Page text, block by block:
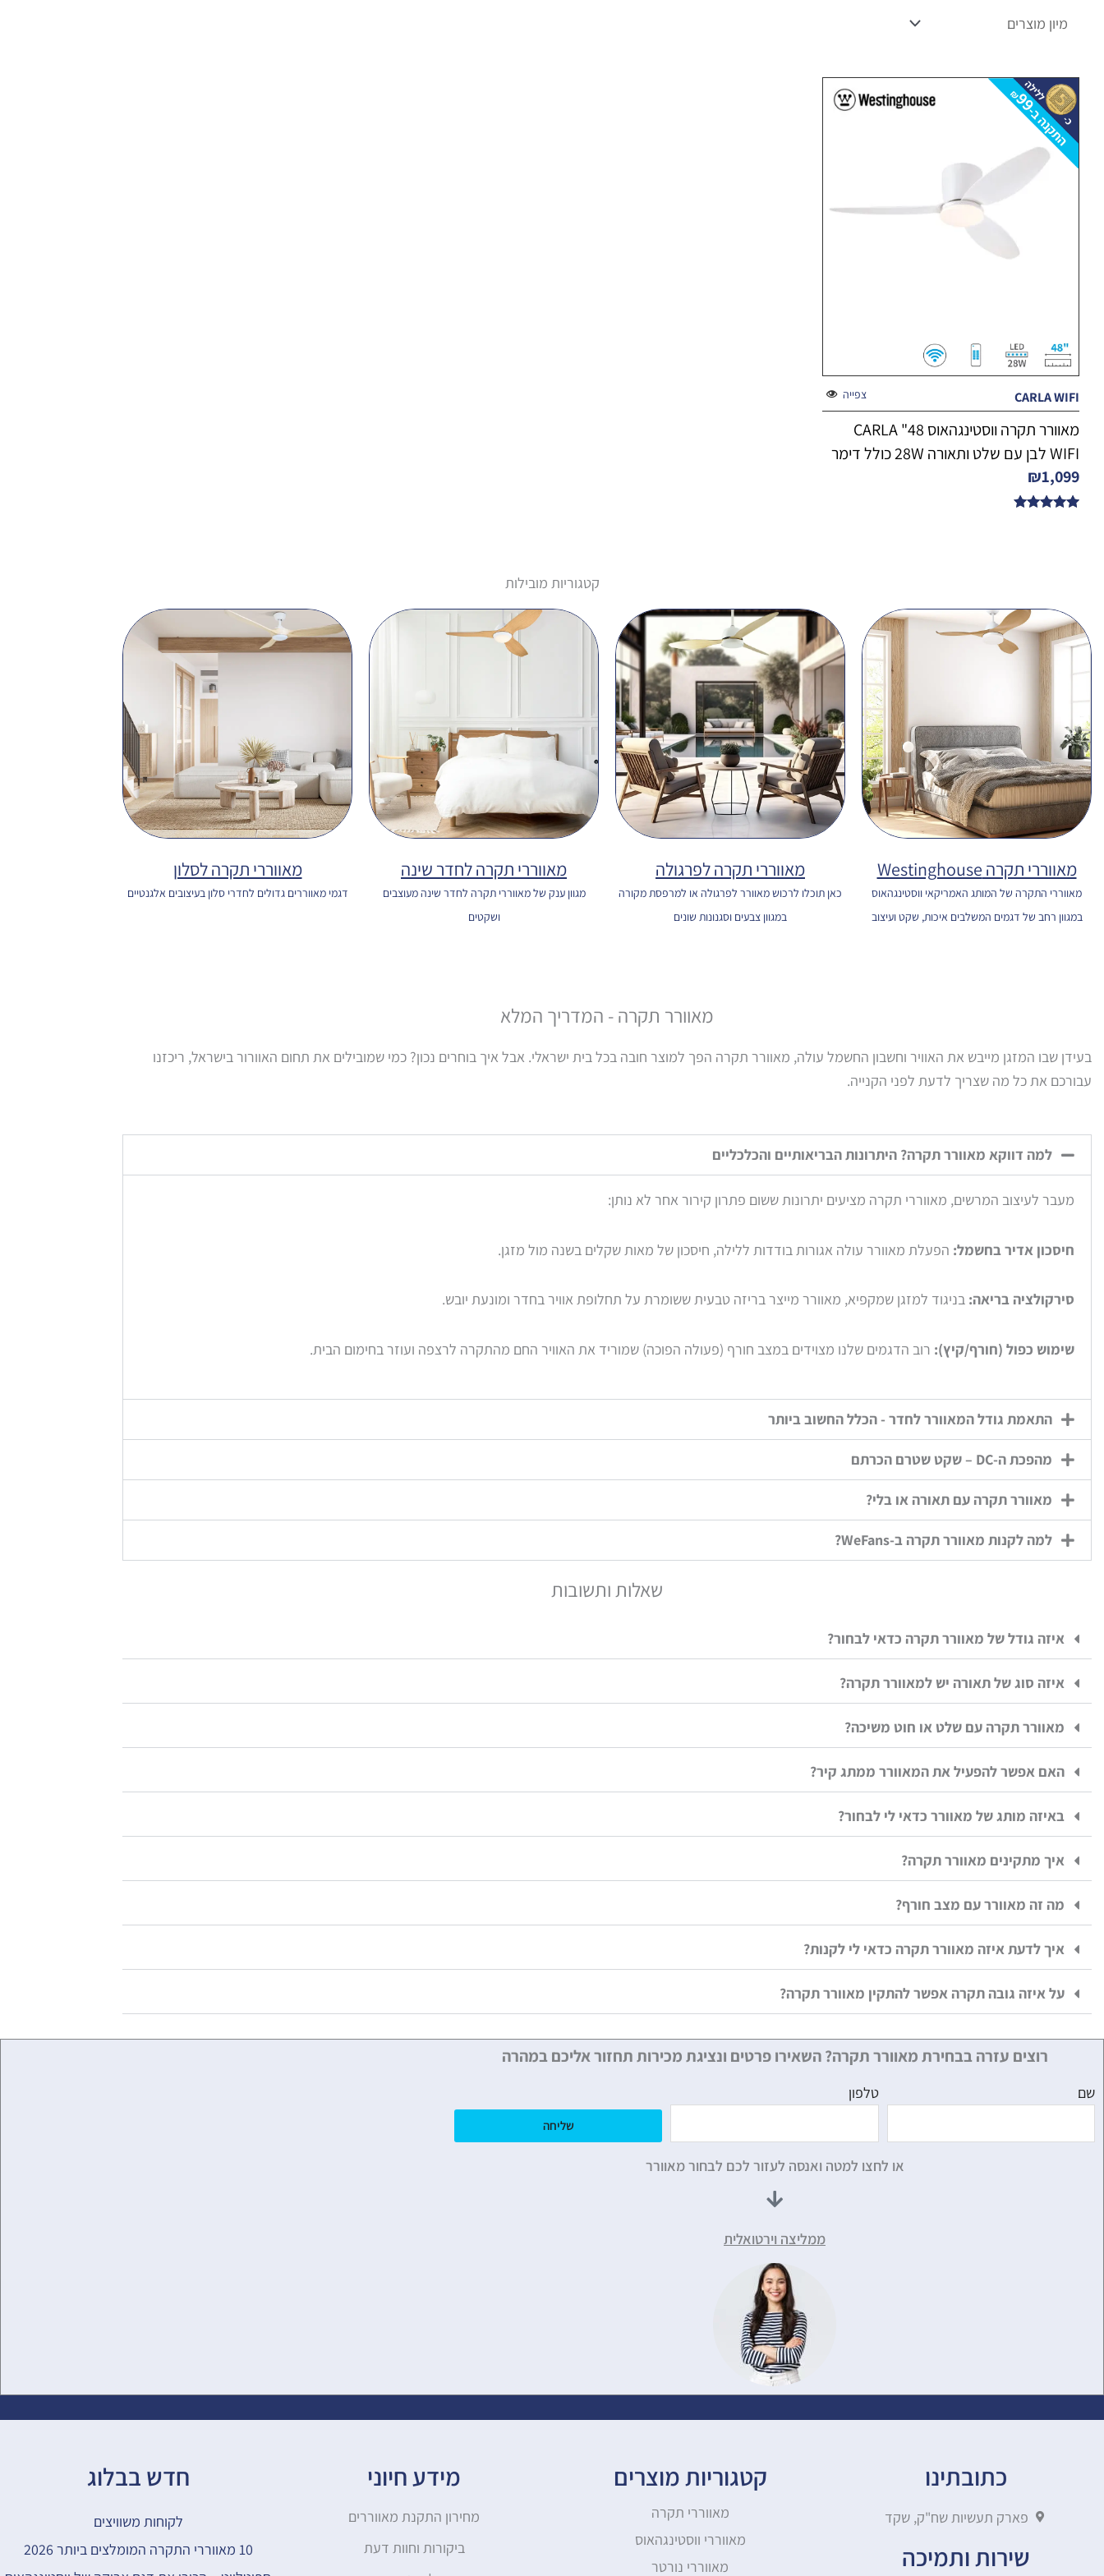
צפייה CARLA WIFI
מאוורר תקרה ווסטינגהאוס 48" CARLA
WIFI לבן עם שלט ותאורה 28W כולל דימר
₪1,099
קטגוריות מובילות
מאווררי תקרה Westinghouse
מאווררי התקרה של המותג האמריקאי ווסטינגהאוס
במגוון רחב של דגמים המשלבים איכות, שקט ועיצוב
מאווררי תקרה לפרגולה
כאן תוכלו לרכוש מאוורר לפרגולה או למרפסת מקורה
במגוון צבעים וסגנונות שונים
מאווררי תקרה לחדר שינה
מגוון ענק של מאווררי תקרה לחדר שינה מעוצבים
ושקטים
מאווררי תקרה לסלון
דגמי מאווררים גדולים לחדרי סלון בעיצובים אלגנטיים
מאוורר תקרה - המדריך המלא
בעידן שבו המזגן מייבש את האוויר וחשבון החשמל עולה, מאוורר תקרה הפך למוצר חובה בכל בית ישראלי. אבל איך בוחרים נכון? כמי שמובילים את תחום האוורור בישראל, ריכזנו
עבורכם את כל מה שצריך לדעת לפני הקנייה.
למה דווקא מאוורר תקרה? היתרונות הבריאותיים והכלכליים
מעבר לעיצוב המרשים, מאווררי תקרה מציעים יתרונות ששום פתרון קירור אחר לא נותן:
חיסכון אדיר בחשמל: הפעלת מאוורר עולה אגורות בודדות ללילה, חיסכון של מאות שקלים בשנה מול מזגן.
סירקולציה בריאה: בניגוד למזגן שמקפיא, מאוורר מייצר בריזה טבעית ששומרת על תחלופת אוויר בחדר ומונעת יובש.
שימוש כפול (חורף/קיץ): רוב הדגמים שלנו מצוידים במצב חורף (פעולה הפוכה) שמוריד את האוויר החם מהתקרה לרצפה ועוזר בחימום הבית.
התאמת גודל המאוורר לחדר - הכלל החשוב ביותר
מהפכת ה-DC – שקט שטרם הכרתם
מאוורר תקרה עם תאורה או בלי?
למה לקנות מאוורר תקרה ב-WeFans?
שאלות ותשובות
איזה גודל של מאוורר תקרה כדאי לבחור?
איזה סוג של תאורה יש למאוורר תקרה?
מאוורר תקרה עם שלט או חוט משיכה?
האם אפשר להפעיל את המאוורר ממתג קיר?
באיזה מותג של מאוורר כדאי לי לבחור?
איך מתקינים מאוורר תקרה?
מה זה מאוורר עם מצב חורף?
איך לדעת איזה מאוורר תקרה כדאי לי לקנות?
על איזה גובה תקרה אפשר להתקין מאוורר תקרה?
רוצים עזרה בבחירת מאוורר תקרה? השאירו פרטים ונציגת מכירות תחזור אליכם במהרה
שם טלפון
שליחה
או לחצו למטה ואנסה לעזור לכם לבחור מאוורר
ממליצה וירטואלית
כתובתינו
פארק תעשיות שח"ק, שקד
שירות ותמיכה
קטגוריות מוצרים
מאווררי תקרה
מאווררי ווסטינגהאוס
מאווררי נורטר
מידע חיוני
מחירון התקנת מאווררים
ביקורות וחוות דעת
חדש בבלוג
לקוחות משוויצים​
10 מאווררי התקרה המומלצים ביותר 2026